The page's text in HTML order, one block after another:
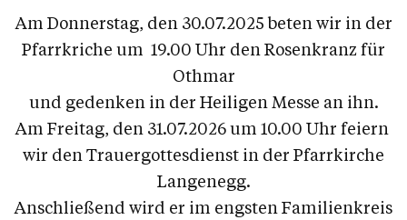
Am Donnerstag, den 30.07.2025 beten wir in der
Pfarrkriche um 19.00 Uhr den Rosenkranz für
Othmar
und gedenken in der Heiligen Messe an ihn.
Am Freitag, den 31.07.2026 um 10.00 Uhr feiern
wir den Trauergottesdienst in der Pfarrkirche
Langenegg.
Anschließend wird er im engsten Familienkreis